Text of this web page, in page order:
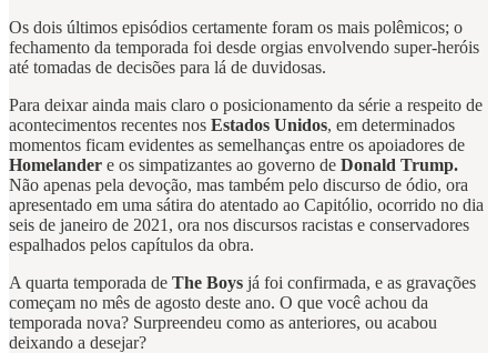
Os dois últimos episódios certamente foram os mais polêmicos; o
fechamento da temporada foi desde orgias envolvendo super-heróis
até tomadas de decisões para lá de duvidosas.
Para deixar ainda mais claro o posicionamento da série a respeito de
acontecimentos recentes nos Estados Unidos, em determinados
momentos ficam evidentes as semelhanças entre os apoiadores de
Homelander e os simpatizantes ao governo de Donald Trump.
Não apenas pela devoção, mas também pelo discurso de ódio, ora
apresentado em uma sátira do atentado ao Capitólio, ocorrido no dia
seis de janeiro de 2021, ora nos discursos racistas e conservadores
espalhados pelos capítulos da obra.
A quarta temporada de The Boys já foi confirmada, e as gravações
começam no mês de agosto deste ano. O que você achou da
temporada nova? Surpreendeu como as anteriores, ou acabou
deixando a desejar?